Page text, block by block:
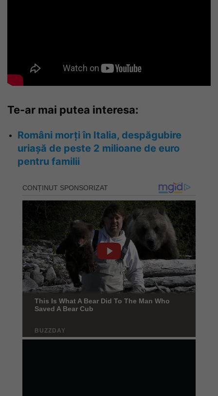
Te-ar mai putea interesa:
Români morți în Italia, despăgubire
uriașă de peste 2 milioane de euro
pentru familii